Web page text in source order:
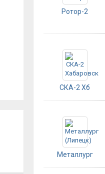
Ротор-2
СКА-2 Хб
Металлург